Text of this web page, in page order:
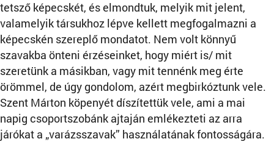
tetsző képecskét, és elmondtuk, melyik mit jelent,
valamelyik társukhoz lépve kellett megfogalmazni a
képecskén szereplő mondatot. Nem volt könnyű
szavakba önteni érzéseinket, hogy miért is/ mit
szeretünk a másikban, vagy mit tennénk meg érte
örömmel, de úgy gondolom, azért megbirkóztunk vele.
Szent Márton köpenyét díszítettük vele, ami a mai
napig csoportszobánk ajtaján emlékezteti az arra
járókat a „varázsszavak” használatának fontosságára.